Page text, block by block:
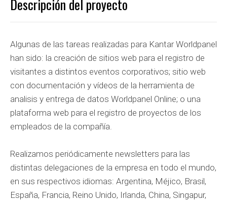
Descripción del proyecto
Algunas de las tareas realizadas para Kantar Worldpanel
han sido: la creación de sitios web para el registro de
visitantes a distintos eventos corporativos; sitio web
con documentación y vídeos de la herramienta de
analisis y entrega de datos Worldpanel Online; o una
plataforma web para el registro de proyectos de los
empleados de la compañía.
Realizamos periódicamente newsletters para las
distintas delegaciones de la empresa en todo el mundo,
en sus respectivos idiomas: Argentina, Méjico, Brasil,
España, Francia, Reino Unido, Irlanda, China, Singapur,